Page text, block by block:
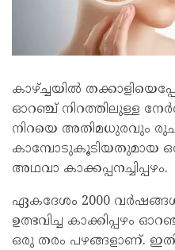
കാഴ്ച്ചയിൽ
ഓറഞ്ച് നിറത്തിലുള്ള
നിറയെ അതിമധുരവും
കാമ്പോടുകൂടിയതുമായ
അഥവാ കാക്കപ്പനച്ചിപ്പഴം.
ഏകദേശം 2000
ഉത്ഭവിച്ച കാക്കിപ്പഴം
ഒരു തരം പഴങ്ങളാണ്.